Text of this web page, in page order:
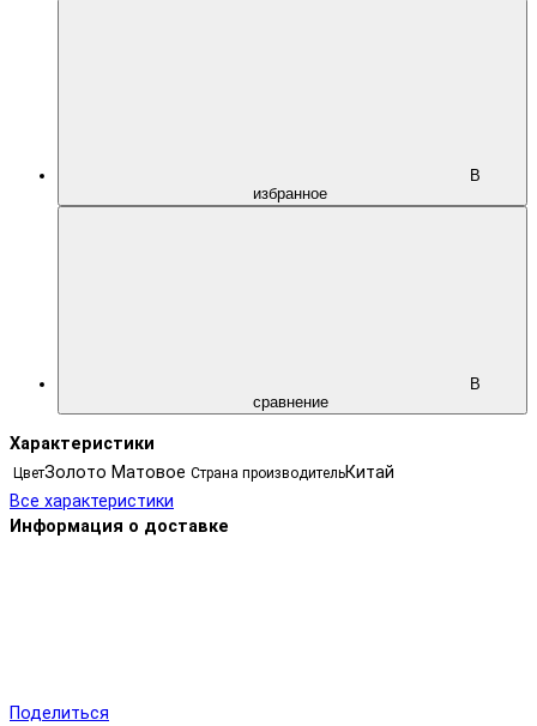
В
избранное
В
сравнение
Характеристики
ЦветЗолото Матовое Страна производительКитай
Все характеристики
Информация о доставке
Поделиться